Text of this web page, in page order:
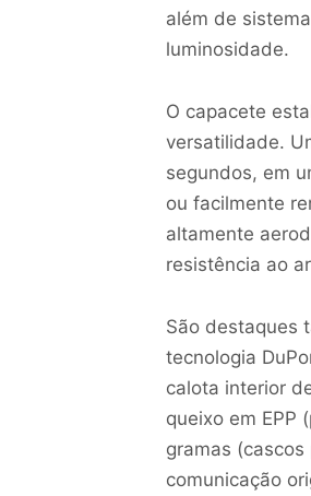
além de
luminosidade.
O capacete
versatilidade.
segundos, em
ou facilmente
altamente
resistência ao
São destaques
tecnologia
calota interior
queixo em EPP
gramas
comunicação